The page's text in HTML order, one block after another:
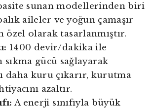
sunan modellerinden biri
aileler ve yoğun çamaşır
olarak tasarlanmıştır.
1400 devir/dakika ile
gücü sağlayarak
daha kuru çıkarır, kurutma
azaltır.
A enerji sınıfıyla büyük